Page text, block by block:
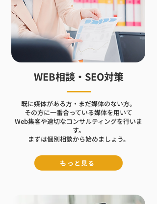
WEB相談・SEO対策
既に媒体がある方・まだ媒体のない方。
その方に一番合っている媒体を用いて
Web集客や適切なコンサルティングを行いま
す。
まずは個別相談から始めましょう。
もっと見る